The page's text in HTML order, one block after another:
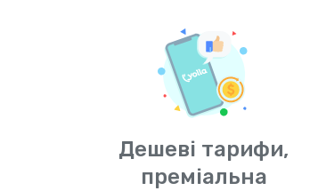
Дешеві тарифи,
преміальна